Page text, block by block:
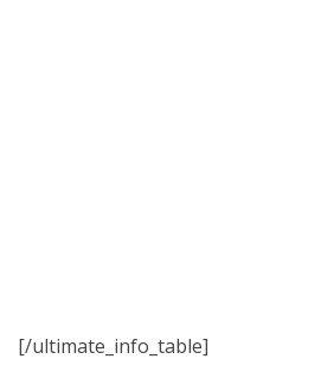
[/ultimate_info_table]